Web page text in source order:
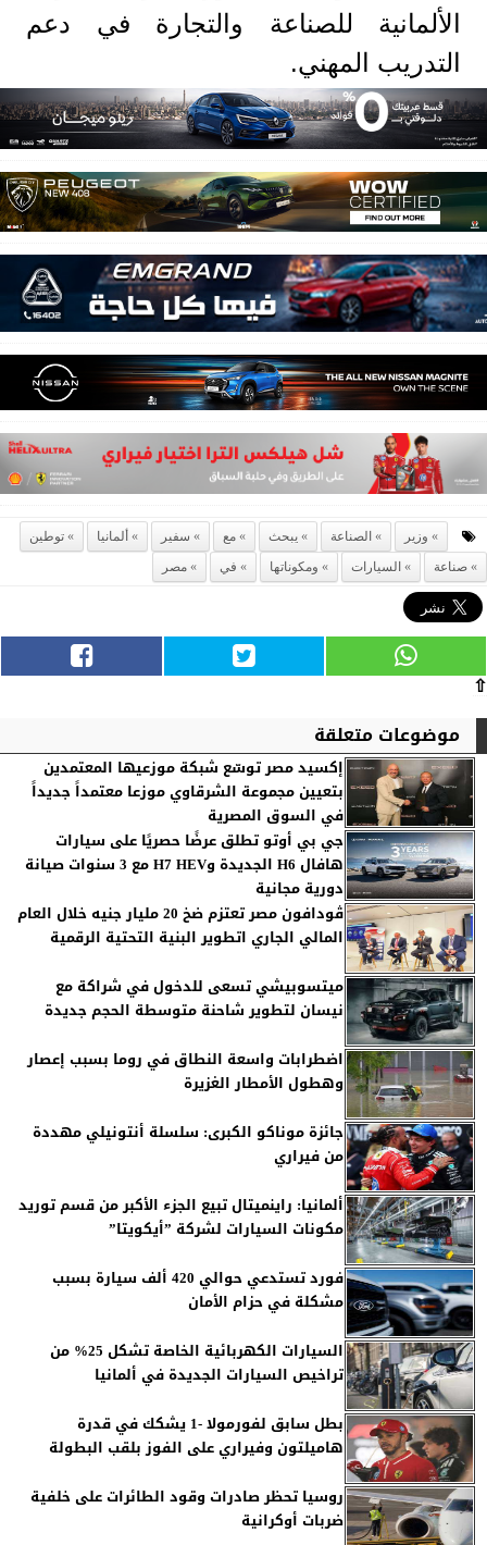
الألمانية للصناعة والتجارة في دعم
التدريب المهني.
وزير الصناعة يبحث مع سفير ألمانيا
توطين
صناعة
السيارات ومكوناتها في مصر
⇧
موضوعات متعلقة
إكسيد مصر توسّع شبكة موزعيها المعتمدين
بتعيين مجموعة الشرقاوي موزعا معتمداً جديداً
في السوق المصرية
جي بي أوتو تطلق عرضًا حصريًا على سيارات
هافال H6 الجديدة وH7 HEV مع 3 سنوات صيانة
دورية مجانية
ڤودافون مصر تعتزم ضخ 20 مليار جنيه خلال العام
المالي الجاري اتطوير البنية التحتية الرقمية
ميتسوبيشي تسعى للدخول في شراكة مع
نيسان لتطوير شاحنة متوسطة الحجم جديدة
اضطرابات واسعة النطاق في روما بسبب إعصار
وهطول الأمطار الغزيرة
جائزة موناكو الكبرى: سلسلة أنتونيلي مهددة
من فيراري
ألمانيا: راينميتال تبيع الجزء الأكبر من قسم توريد
مكونات السيارات لشركة ”أيكويتا”
فورد تستدعي حوالي 420 ألف سيارة بسبب
مشكلة في حزام الأمان
السيارات الكهربائية الخاصة تشكل 25% من
تراخيص السيارات الجديدة في ألمانيا
بطل سابق لفورمولا -1 يشكك في قدرة
هاميلتون وفيراري على الفوز بلقب البطولة
روسيا تحظر صادرات وقود الطائرات على خلفية
ضربات أوكرانية